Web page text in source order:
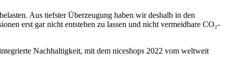
Aus tiefster Überzeugung haben wir deshalb in den
erst gar nicht entstehen zu lassen und nicht vermeidbare CO₂-
Nachhaltigkeit, mit dem niceshops 2022 vom weltweit